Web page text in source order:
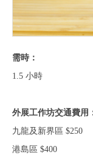
需時：
1.5 小時
外展工作坊交通費用
九龍及新界區 $250
港島區 $400